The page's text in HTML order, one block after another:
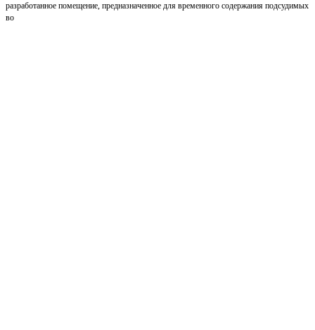
разработанное помещение, предназначенное для временного содержания подсудимых
во